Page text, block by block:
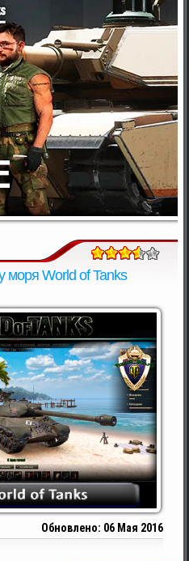
моря World of Tanks
Обновлено: 06 Мая 2016